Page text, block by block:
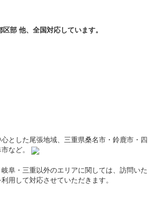
区部 他、全国対応しています。
とした尾張地域、三重県桑名市・鈴鹿市・四
など。
阜・三重以外のエリアに関しては、訪問いた
用して対応させていただきます。